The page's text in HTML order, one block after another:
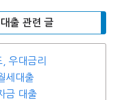
출 관련 글
우대금리
세대출
금 대출